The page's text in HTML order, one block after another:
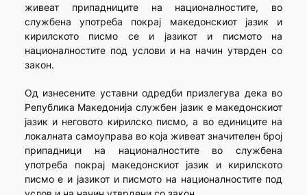
живеат припадниците на националностите, во
службена употреба покрај македонскиот јазик и
кирилското писмо се и јазикот и писмото на
националностите под услови и на начин утврден со
закон.
Од изнесените уставни одредби призлегува дека во
Република Македонија службен јазик е македонскиот
јазик и неговото кирилско писмо, а во единиците на
локалната самоуправа во која живеат значителен број
припадници на националностите во службена
употреба покрај македонскиот јазик и кирилското
писмо е и јазикот и писмото на националностите под